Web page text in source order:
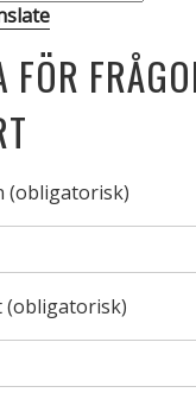
FÖR
(obligatorisk)
(obligatorisk)